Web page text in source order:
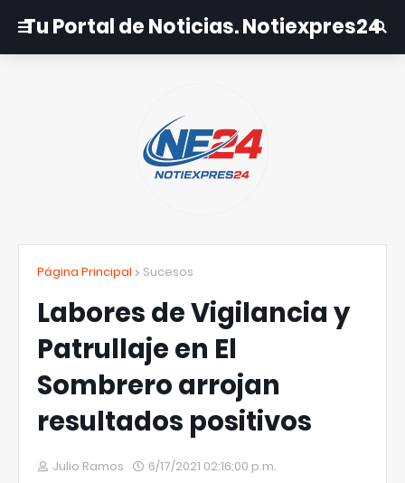
Tu Portal de Noticias. Notiexpres24
Página Principal Sucesos
Labores de Vigilancia y
Patrullaje en El
Sombrero arrojan
resultados positivos
Julio Ramos 6/17/2021 02:16:00 p.m.